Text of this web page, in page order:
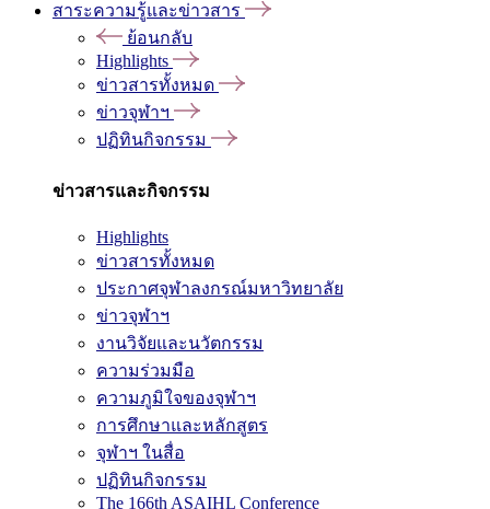
สาระความรู้และข่าวสาร
ย้อนกลับ
Highlights
ข่าวสารทั้งหมด
ข่าวจุฬาฯ
ปฏิทินกิจกรรม
ข่าวสารและกิจกรรม
Highlights
ข่าวสารทั้งหมด
ประกาศจุฬาลงกรณ์มหาวิทยาลัย
ข่าวจุฬาฯ
งานวิจัยและนวัตกรรม
ความร่วมมือ
ความภูมิใจของจุฬาฯ
การศึกษาและหลักสูตร
จุฬาฯ ในสื่อ
ปฏิทินกิจกรรม
The 166th ASAIHL Conference